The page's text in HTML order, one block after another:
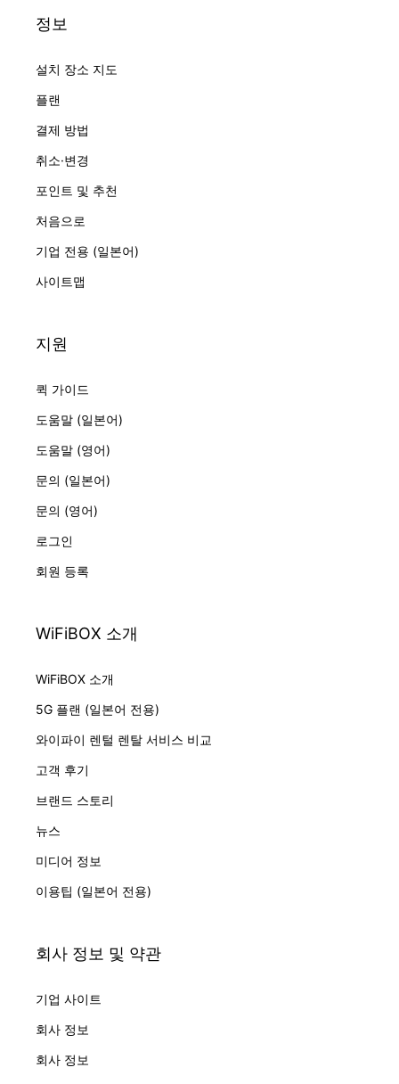
정보
설치 장소 지도
플랜
결제 방법
취소·변경
포인트 및 추천
처음으로
기업 전용 (일본어)
사이트맵
지원
퀵 가이드
도움말 (일본어)
도움말 (영어)
문의 (일본어)
문의 (영어)
로그인
회원 등록
WiFiBOX 소개
WiFiBOX 소개
5G 플랜 (일본어 전용)
와이파이 렌털 렌탈 서비스 비교
고객 후기
브랜드 스토리
뉴스
미디어 정보
이용팁 (일본어 전용)
회사 정보 및 약관
기업 사이트
회사 정보
회사 정보